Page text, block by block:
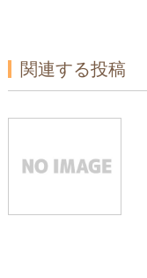
関連する投稿